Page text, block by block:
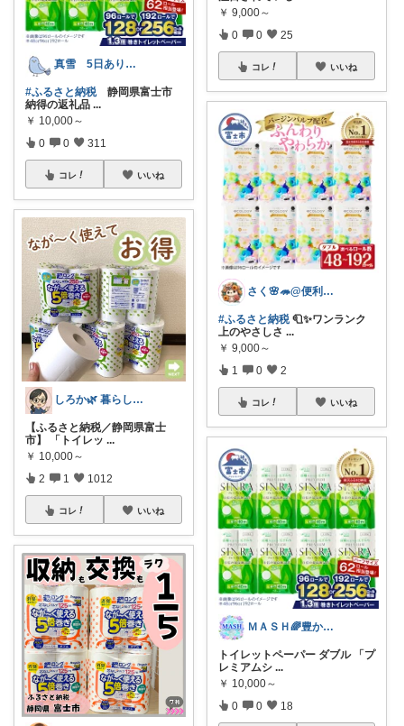
真雪 5日ありがとうございます
#ふるさと納税静岡県富士市
納得の返礼品 ...
￥ 10,000～
0 0 311
コレ いいね
しろか🌿 暮らしを良くするアイテム
【ふるさと納税／静岡県富士
市】 「トイレッ ...
￥ 10,000～
2 1 1012
コレ いいね
￥ 9,000～
0 0 25
コレ いいね
さく🌸🦔@便利でかわいいを探す旅
#ふるさと納税🧻✨ワンランク
上のやさしさ ...
￥ 9,000～
1 0 2
コレ いいね
ＭＡＳＨ🌈豊かな生活へカスタマイズ🌈
トイレットペーパー ダブル 「プ
レミアムシ ...
￥ 10,000～
0 0 18